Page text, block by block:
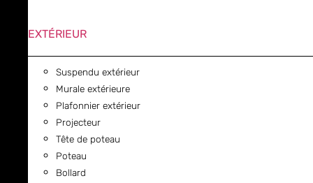
EXTÉRIEUR
Suspendu extérieur
Murale extérieure
Plafonnier extérieur
Projecteur
Tête de poteau
Poteau
Bollard